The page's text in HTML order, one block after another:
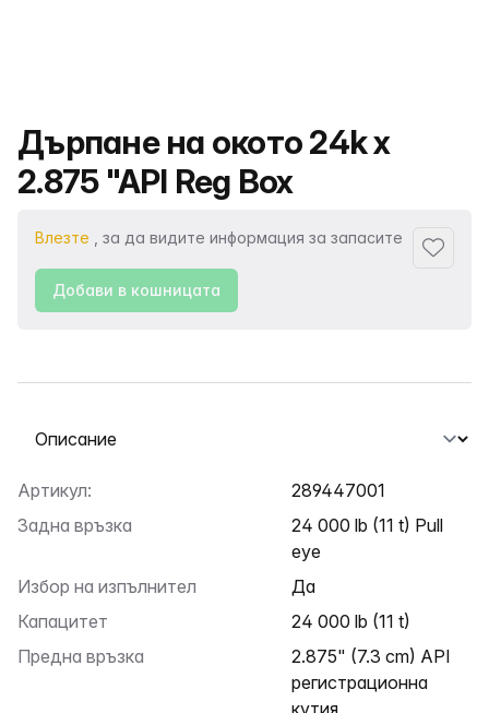
Име на продукта
Дърпане на окото 24k x
2.875 "API Reg Box
Влезте , за да видите информация за запасите
Добави в кошницата
Избор на раздел
Артикул:
289447001
Задна връзка
24 000 lb (11 t) Pull
eye
Избор на изпълнител
Да
Капацитет
24 000 lb (11 t)
Предна връзка
2.875" (7.3 cm) API
регистрационна
кутия